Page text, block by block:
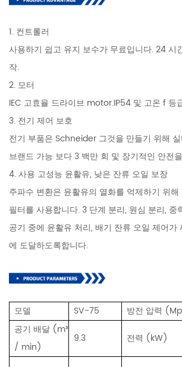
1. 컨트롤러
사용하기 쉽고 유지 보수가 무료입니다. 24 시
작.
2. 모터
IEC 고효율 드라이브 motor.IP54 및 고온 f 등
3. 전기 제어 보호
전기 부품은 Schneider 그것을 만들기 위해
브랜드 가능 보다 3 백만 회 및 장기적인 안전
4. 사용 고성능 윤활유, 낮은 잔류 오일 보장
주파수 변환은 윤활유의 열화를 억제하기 위
필터를 사용합니다. 3 단계 분리, 원심 분리, 중
공기 중에 윤활유 처리, 배기 잔류 오일 제어가
에 도달하도록합니다.
모델 SV-75 방전 압력
공기 배달 (m³
/ min)
9.3 전력 (kW)